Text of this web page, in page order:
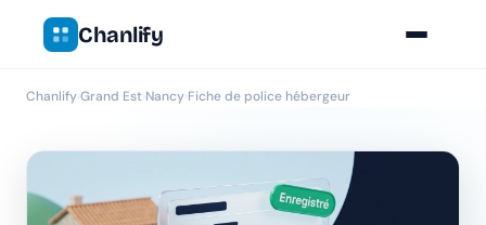
Chanlify
Chanlify›Grand Est›Nancy›Fiche de police hébergeur